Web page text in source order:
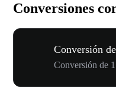
Conversiones
Conversión
Conversión de